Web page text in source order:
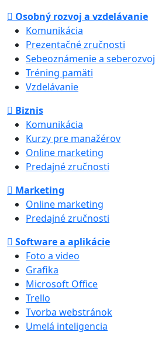
Osobný rozvoj a vzdelávanie
Komunikácia
Prezentačné zručnosti
Sebeoznámenie a seberozvoj
Tréning pamäti
Vzdelávanie
Biznis
Komunikácia
Kurzy pre manažérov
Online marketing
Predajné zručnosti
Marketing
Online marketing
Predajné zručnosti
Software a aplikácie
Foto a video
Grafika
Microsoft Office
Trello
Tvorba webstránok
Umelá inteligencia